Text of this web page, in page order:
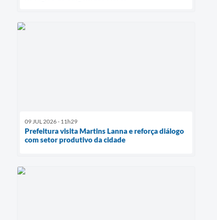
09 JUL 2026 - 11h29
Prefeitura visita Martins Lanna e reforça diálogo
com setor produtivo da cidade